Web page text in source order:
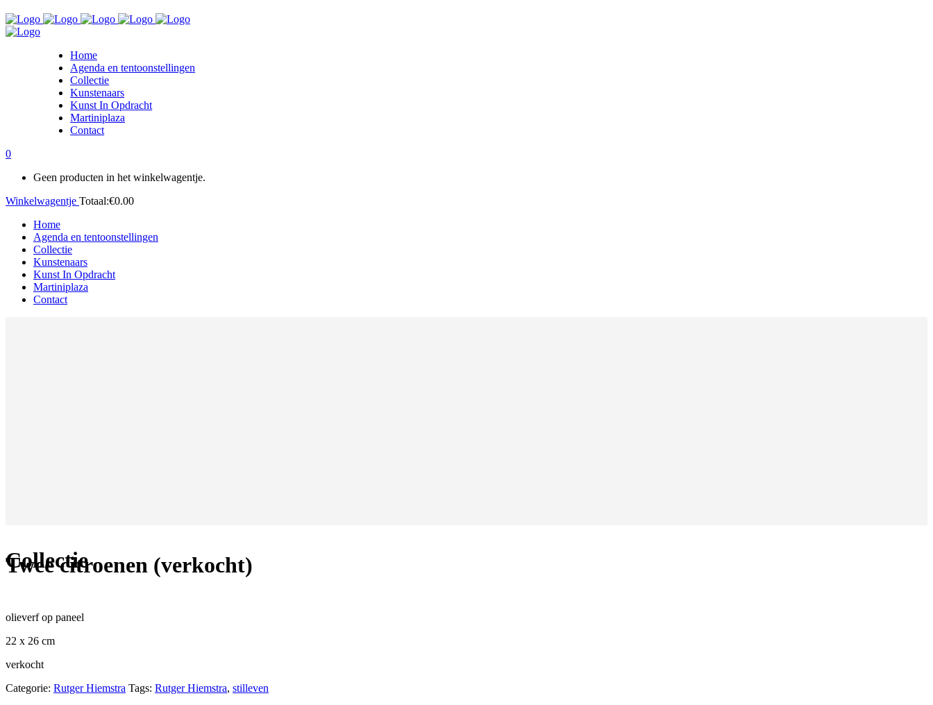
Home
Agenda en tentoonstellingen
Collectie
Kunstenaars
Kunst In Opdracht
Martiniplaza
Contact
0
Geen producten in het winkelwagentje.
Winkelwagentje Totaal:€0.00
Home
Agenda en tentoonstellingen
Collectie
Kunstenaars
Kunst In Opdracht
Martiniplaza
Contact
Collectie
Twee citroenen (verkocht)
olieverf op paneel
22 x 26 cm
verkocht
Categorie: Rutger Hiemstra Tags: Rutger Hiemstra, stilleven